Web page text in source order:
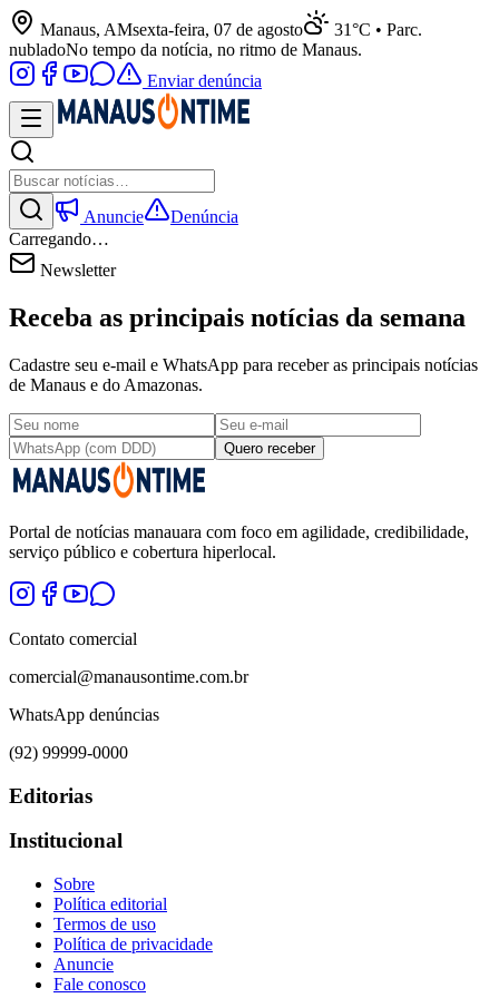
Manaus, AMsexta-feira, 07 de agosto
31°C • Parc.
nubladoNo tempo da notícia, no ritmo de Manaus.
Enviar denúncia
Anuncie
Denúncia
Carregando…
Newsletter
Receba as principais notícias da semana
Cadastre seu e-mail e WhatsApp para receber as principais notícias
de Manaus e do Amazonas.
Quero receber
Portal de notícias manauara com foco em agilidade, credibilidade,
serviço público e cobertura hiperlocal.
Contato comercial
comercial@manausontime.com.br
WhatsApp denúncias
(92) 99999-0000
Editorias
Institucional
Sobre
Política editorial
Termos de uso
Política de privacidade
Anuncie
Fale conosco